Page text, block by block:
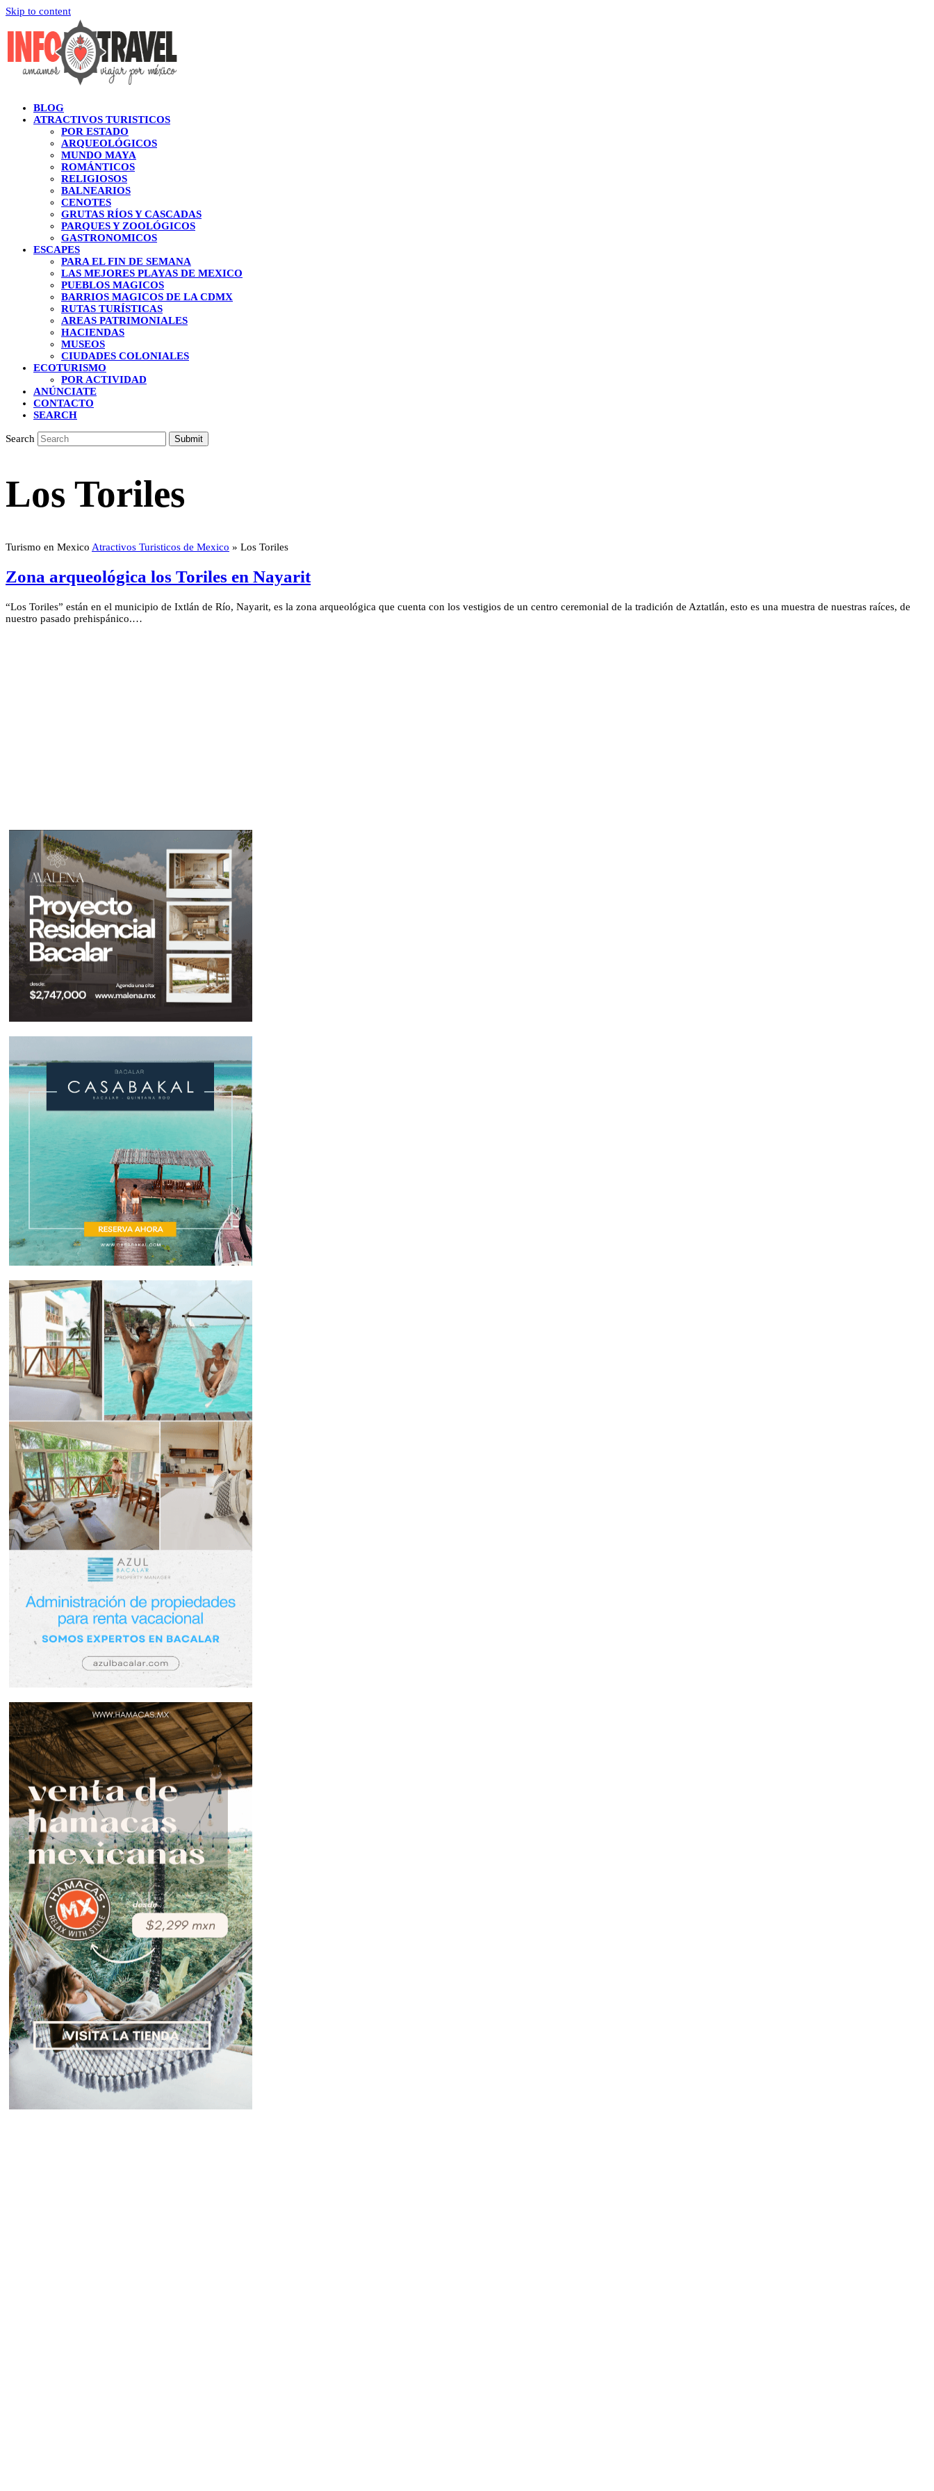
Skip to content
BLOG
ATRACTIVOS TURISTICOS
POR ESTADO
ARQUEOLÓGICOS
MUNDO MAYA
ROMÁNTICOS
RELIGIOSOS
BALNEARIOS
CENOTES
GRUTAS RÍOS Y CASCADAS
PARQUES Y ZOOLÓGICOS
GASTRONOMICOS
ESCAPES
PARA EL FIN DE SEMANA
LAS MEJORES PLAYAS DE MEXICO
PUEBLOS MAGICOS
BARRIOS MAGICOS DE LA CDMX
RUTAS TURÍSTICAS
AREAS PATRIMONIALES
HACIENDAS
MUSEOS
CIUDADES COLONIALES
ECOTURISMO
POR ACTIVIDAD
ANÚNCIATE
CONTACTO
SEARCH
Search Submit
Los Toriles
Turismo en Mexico Atractivos Turisticos de Mexico » Los Toriles
Zona arqueológica los Toriles en Nayarit
“Los Toriles” están en el municipio de Ixtlán de Río, Nayarit, es la zona arqueológica que cuenta con los vestigios de un centro ceremonial de la tradición de Aztatlán, esto es una muestra de nuestras raíces, de
nuestro pasado prehispánico.…